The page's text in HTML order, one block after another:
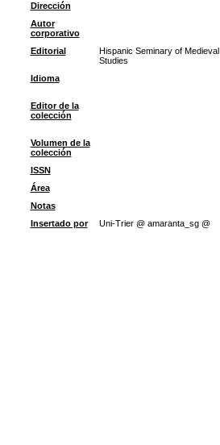
Dirección
Autor
corporativo
Editorial
Hispanic Seminary of Medieval
Studies
Idioma
Editor de la
colección
Volumen de la
colección
ISSN
Área
Notas
Insertado por
Uni-Trier @ amaranta_sg @